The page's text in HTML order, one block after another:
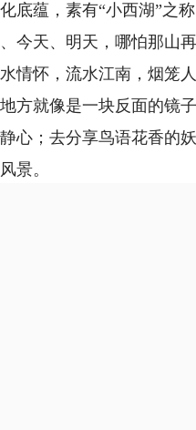
底蕴，素有“小西湖”之
今天、明天，哪怕那山
情怀，流水江南，烟笼
方就像是一块反面的镜
心；去分享鸟语花香的
景。